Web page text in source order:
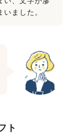
ました。
ト